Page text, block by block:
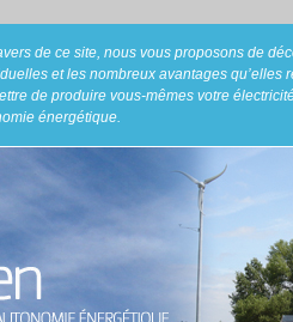
de ce site, nous vous proposons de
et les nombreux avantages qu’elles
de produire vous-mêmes votre
énergétique.